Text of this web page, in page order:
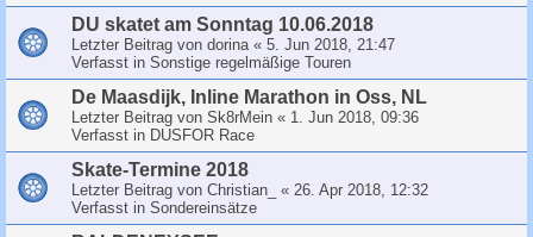
DU skatet am Sonntag 10.06.2018
Letzter Beitrag von dorina« 5. Jun 2018, 21:47
Verfasst in Sonstige regelmäßige Touren
De Maasdijk, Inline Marathon in Oss, NL
Letzter Beitrag von Sk8rMein « 1. Jun 2018, 09:36
Verfasst in DUSFOR Race
Skate-Termine 2018
Letzter Beitrag von Christian_ « 26. Apr 2018, 12:32
Verfasst in Sondereinsätze